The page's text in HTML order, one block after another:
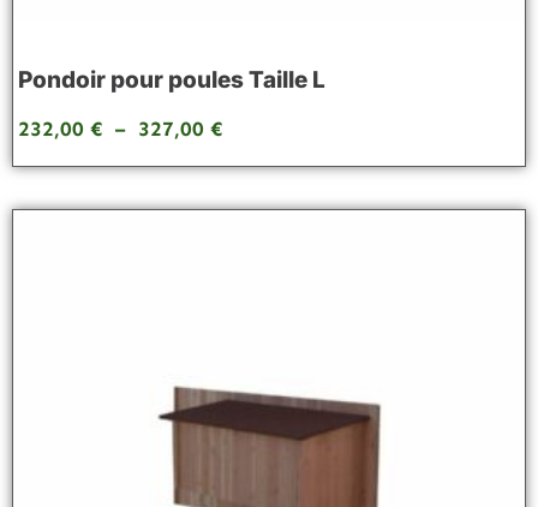
Pondoir pour poules Taille L
232,00 € – 327,00 €